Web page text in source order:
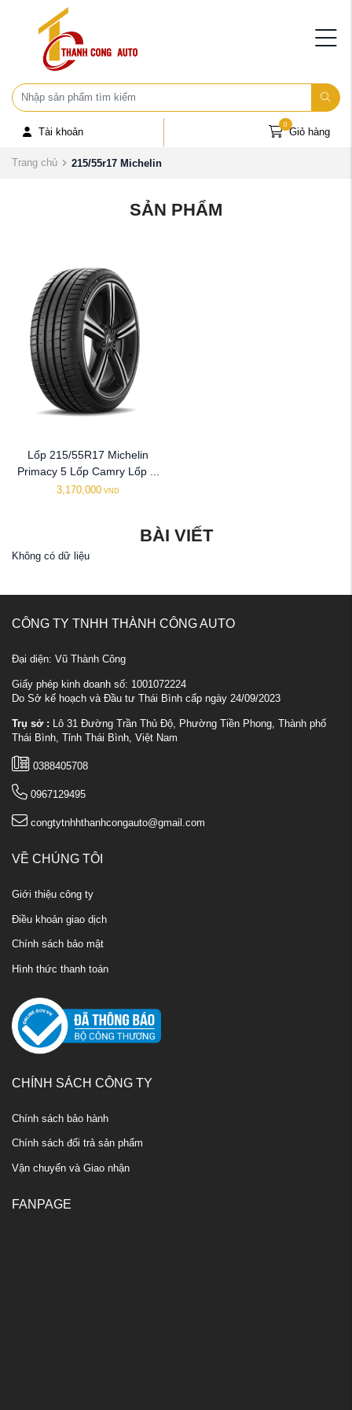
Tài khoản Giỏ hàng
0
Trang chủ 215/55r17 Michelin
SẢN PHẨM
Lốp 215/55R17 Michelin
Primacy 5 Lốp Camry Lốp ...
3,170,000 VND
BÀI VIẾT
Không có dữ liệu
CÔNG TY TNHH THÀNH CÔNG AUTO
Đại diện: Vũ Thành Công
Giấy phép kinh doanh số: 1001072224
Do Sở kế hoạch và Đầu tư Thái Bình cấp ngày 24/09/2023
Trụ sở : Lô 31 Đường Trần Thủ Độ, Phường Tiền Phong, Thành phố
Thái Bình, Tỉnh Thái Bình, Việt Nam
0388405708
0967129495
congtytnhhthanhcongauto@gmail.com
VỀ CHÚNG TÔI
Giới thiệu công ty
Điều khoản giao dịch
Chính sách bảo mật
Hình thức thanh toán
CHÍNH SÁCH CÔNG TY
Chính sách bảo hành
Chính sách đổi trả sản phẩm
Vận chuyển và Giao nhận
FANPAGE